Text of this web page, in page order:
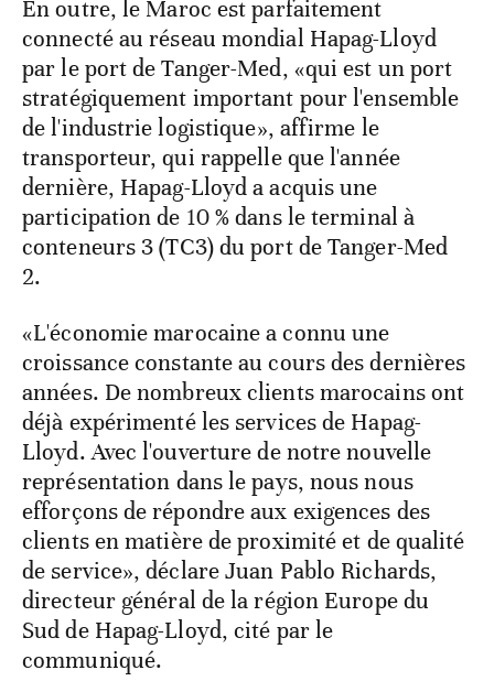
En outre, le Maroc est parfaitement
connecté au réseau mondial Hapag-Lloyd
par le port de Tanger-Med, «qui est un port
stratégiquement important pour l'ensemble
de l'industrie logistique», affirme le
transporteur, qui rappelle que l'année
dernière, Hapag-Lloyd a acquis une
participation de 10 % dans le terminal à
conteneurs 3 (TC3) du port de Tanger-Med
2.
«L'économie marocaine a connu une
croissance constante au cours des dernières
années. De nombreux clients marocains ont
déjà expérimenté les services de Hapag-
Lloyd. Avec l'ouverture de notre nouvelle
représentation dans le pays, nous nous
efforçons de répondre aux exigences des
clients en matière de proximité et de qualité
de service», déclare Juan Pablo Richards,
directeur général de la région Europe du
Sud de Hapag-Lloyd, cité par le
communiqué.